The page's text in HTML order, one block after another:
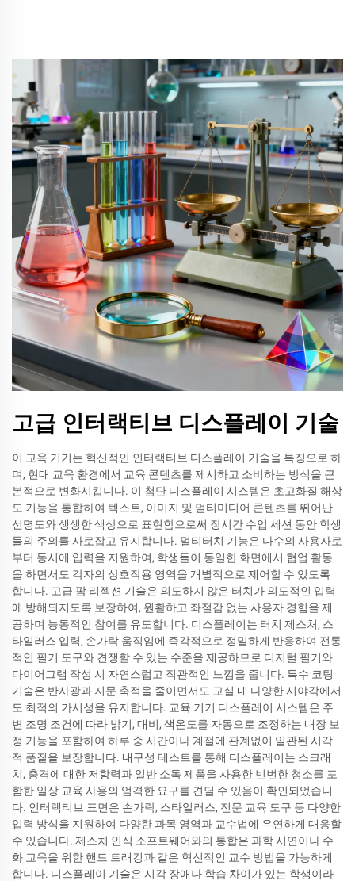
고급 인터랙티브 디스플레이 기술
이 교육 기기는 혁신적인 인터랙티브 디스플레이 기술을 특징으로 하
며, 현대 교육 환경에서 교육 콘텐츠를 제시하고 소비하는 방식을 근
본적으로 변화시킵니다. 이 첨단 디스플레이 시스템은 초고화질 해상
도 기능을 통합하여 텍스트, 이미지 및 멀티미디어 콘텐츠를 뛰어난
선명도와 생생한 색상으로 표현함으로써 장시간 수업 세션 동안 학생
들의 주의를 사로잡고 유지합니다. 멀티터치 기능은 다수의 사용자로
부터 동시에 입력을 지원하여, 학생들이 동일한 화면에서 협업 활동
을 하면서도 각자의 상호작용 영역을 개별적으로 제어할 수 있도록
합니다. 고급 팜 리젝션 기술은 의도하지 않은 터치가 의도적인 입력
에 방해되지도록 보장하여, 원활하고 좌절감 없는 사용자 경험을 제
공하며 능동적인 참여를 유도합니다. 디스플레이는 터치 제스처, 스
타일러스 입력, 손가락 움직임에 즉각적으로 정밀하게 반응하여 전통
적인 필기 도구와 견쟁할 수 있는 수준을 제공하므로 디지털 필기와
다이어그램 작성 시 자연스럽고 직관적인 느낌을 줍니다. 특수 코팅
기술은 반사광과 지문 축적을 줄이면서도 교실 내 다양한 시야각에서
도 최적의 가시성을 유지합니다. 교육 기기 디스플레이 시스템은 주
변 조명 조건에 따라 밝기, 대비, 색온도를 자동으로 조정하는 내장 보
정 기능을 포함하여 하루 중 시간이나 계절에 관계없이 일관된 시각
적 품질을 보장합니다. 내구성 테스트를 통해 디스플레이는 스크래
치, 충격에 대한 저항력과 일반 소독 제품을 사용한 빈번한 청소를 포
함한 일상 교육 사용의 엄격한 요구를 견딜 수 있음이 확인되었습니
다. 인터랙티브 표면은 손가락, 스타일러스, 전문 교육 도구 등 다양한
입력 방식을 지원하여 다양한 과목 영역과 교수법에 유연하게 대응할
수 있습니다. 제스처 인식 소프트웨어와의 통합은 과학 시연이나 수
화 교육을 위한 핸드 트래킹과 같은 혁신적인 교수 방법을 가능하게
합니다. 디스플레이 기술은 시각 장애나 학습 차이가 있는 학생이라